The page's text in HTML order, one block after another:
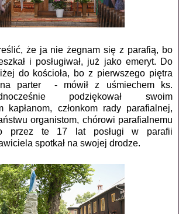
że ja nie żegnam się z parafią, bo
i posługiwał, już jako emeryt. Do
do kościoła, bo z pierwszego piętra
parter
- mówił z uśmiechem ks.
podziękował swoim
kapłanom, członkom rady parafialnej,
organistom, chórowi parafialnemu
przez te 17 lat posługi w parafii
spotkał na swojej drodze.